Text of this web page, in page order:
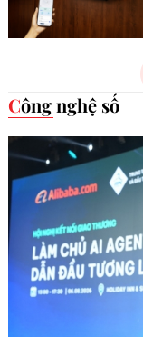
Công nghệ số